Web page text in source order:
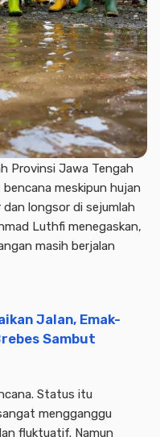
Provinsi Jawa Tengah
meskipun hujan
longsor di sejumlah
Luthfi menegaskan,
masih berjalan
Jalan, Emak-
Sambut
Status itu
mengganggu
fluktuatif. Namun